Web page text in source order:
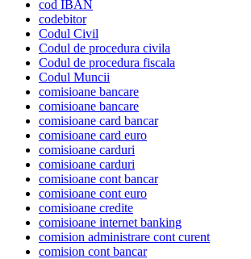
cod IBAN
codebitor
Codul Civil
Codul de procedura civila
Codul de procedura fiscala
Codul Muncii
comisioane bancare
comisioane bancare
comisioane card bancar
comisioane card euro
comisioane carduri
comisioane carduri
comisioane cont bancar
comisioane cont euro
comisioane credite
comisioane internet banking
comision administrare cont curent
comision cont bancar